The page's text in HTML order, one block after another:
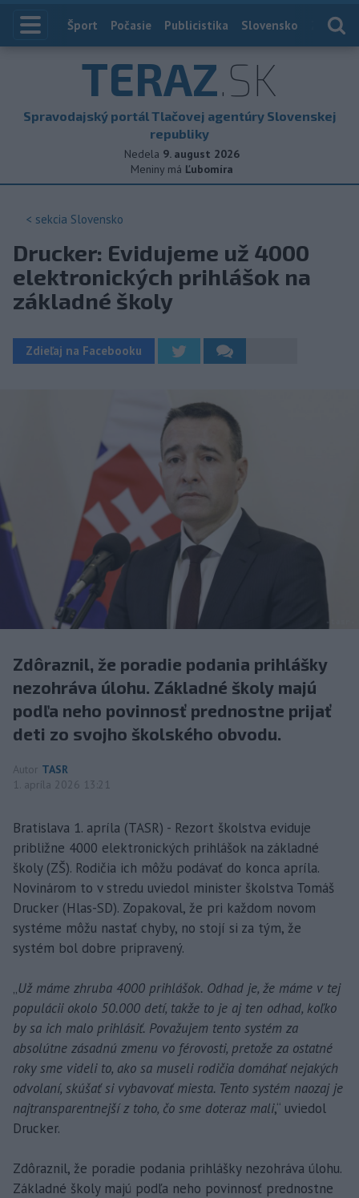
Index
Šport Počasie Publicistika Slovensko
TERAZ.SK
Spravodajský portál Tlačovej agentúry Slovenskej
republiky
Nedela 9. august 2026
Meniny má Ľubomíra
< sekcia Slovensko
Drucker: Evidujeme už 4000
elektronických prihlášok na
základné školy
Zdieľaj na Facebooku
Zdôraznil, že poradie podania prihlášky
nezohráva úlohu. Základné školy majú
podľa neho povinnosť prednostne prijať
deti zo svojho školského obvodu.
Autor TASR
1. apríla 2026 13:21
Bratislava 1. apríla (TASR) - Rezort školstva eviduje
približne 4000 elektronických prihlášok na základné
školy (ZŠ). Rodičia ich môžu podávať do konca apríla.
Novinárom to v stredu uviedol minister školstva Tomáš
Drucker (Hlas-SD). Zopakoval, že pri každom novom
systéme môžu nastať chyby, no stojí si za tým, že
systém bol dobre pripravený.
„Už máme zhruba 4000 prihlášok. Odhad je, že máme v tej
populácii okolo 50.000 detí, takže to je aj ten odhad, koľko
by sa ich malo prihlásiť. Považujem tento systém za
absolútne zásadnú zmenu vo férovosti, pretože za ostatné
roky sme videli to, ako sa museli rodičia domáhať nejakých
odvolaní, skúšať si vybavovať miesta. Tento systém naozaj je
najtransparentnejší z toho, čo sme doteraz mali,“ uviedol
Drucker.
Zdôraznil, že poradie podania prihlášky nezohráva úlohu.
Základné školy majú podľa neho povinnosť prednostne